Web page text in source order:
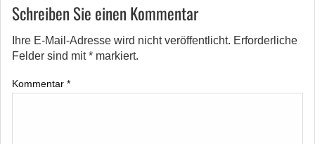
Schreiben Sie einen Kommentar
Ihre E-Mail-Adresse wird nicht veröffentlicht. Erforderliche
Felder sind mit* markiert.
Kommentar *